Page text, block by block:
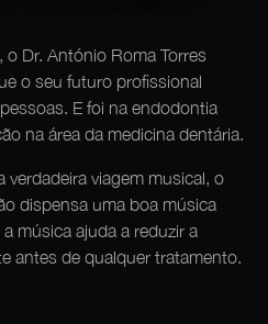
Dr. António Roma Torres
o seu futuro profissional
E foi na endodontia
na área da medicina dentária.
viagem musical, o
dispensa uma boa música
música ajuda a reduzir a
antes de qualquer tratamento.